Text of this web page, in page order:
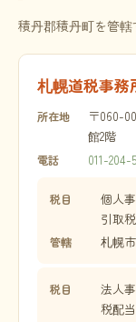
積丹郡積丹町を管轄
札幌道税事務
所在地
〒060-
館2階
電話 011-204-
税目
個人
引取
管轄 札幌市
税目
法人
税配